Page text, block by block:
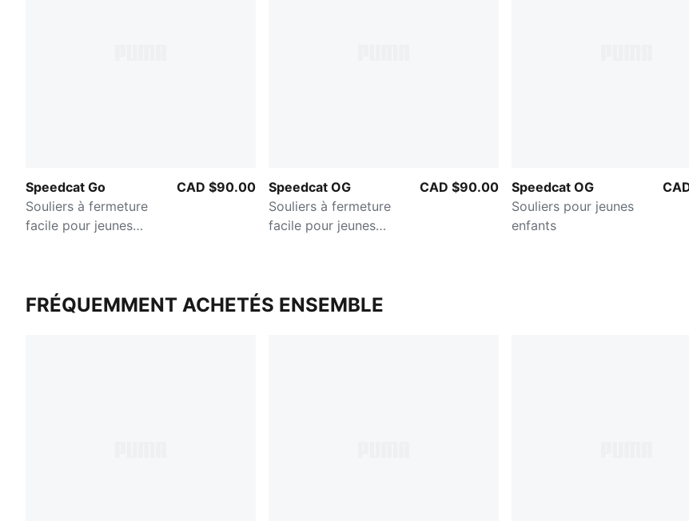
Speedcat Go
Souliers à fermeture
facile pour jeunes
CAD $90.00
Speedcat OG
Souliers à fermeture
facile pour jeunes
CAD $90.00
Speedcat OG
Souliers pour jeunes
enfants
FRÉQUEMMENT ACHETÉS ENSEMBLE